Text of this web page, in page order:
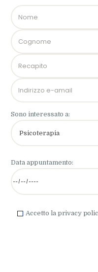
Sono interessato a:
Data appuntamento:
Accetto la privacy